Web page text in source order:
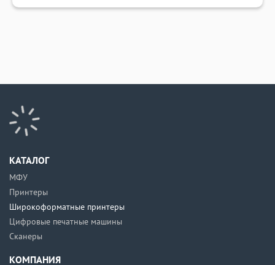
КАТАЛОГ
МФУ
Принтеры
Широкоформатные принтеры
Цифровые печатные машины
Сканеры
КОМПАНИЯ